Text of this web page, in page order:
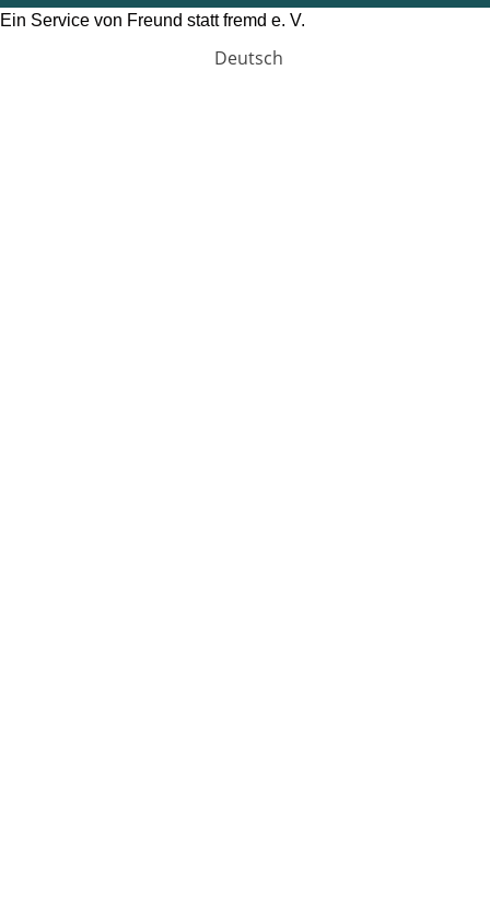
Ein Service von Freund statt fremd e. V.
Deutsch